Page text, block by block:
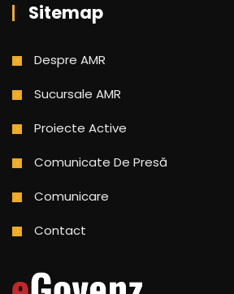
Sitemap
Despre AMR
Sucursale AMR
Proiecte Active
Comunicate De Presă
Comunicare
Contact